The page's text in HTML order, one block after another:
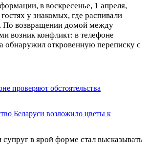
в воскресенье, 1 апреля,
у знакомых, где распивали
По возвращении домой между
возник конфликт: в телефоне
откровенную переписку с
проверяют обстоятельства
Беларуси возложило цветы к
в ярой форме стал высказывать